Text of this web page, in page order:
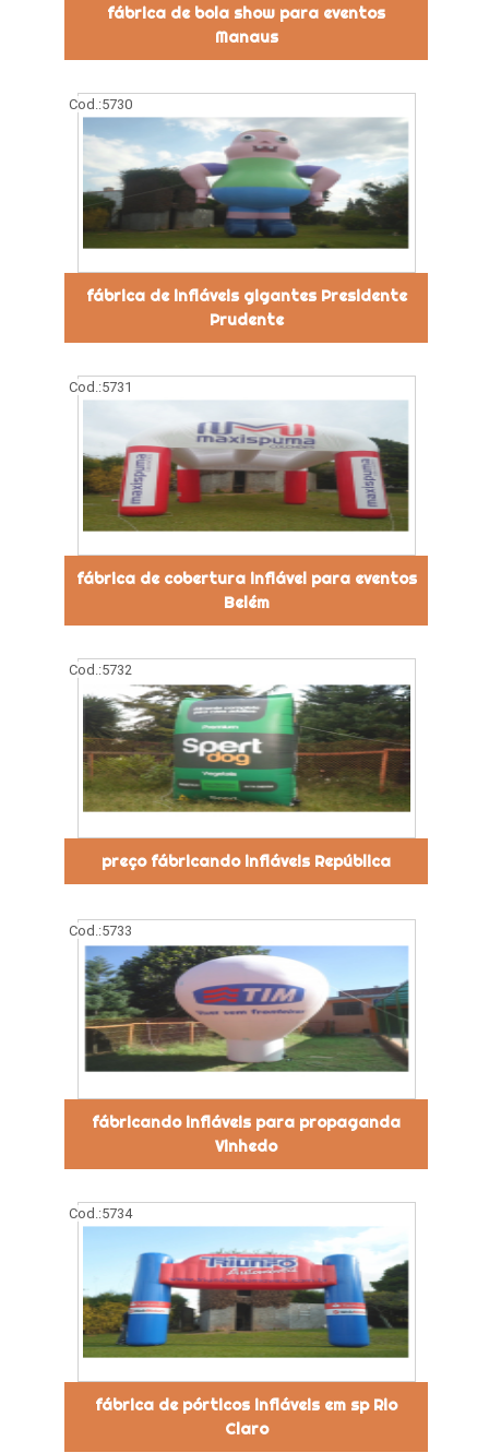
fábrica de bola show para eventos
Manaus
Cod.:5730
fábrica de infláveis gigantes Presidente
Prudente
Cod.:5731
fábrica de cobertura inflável para eventos
Belém
Cod.:5732
preço fábricando infláveis República
Cod.:5733
fábricando infláveis para propaganda
Vinhedo
Cod.:5734
fábrica de pórticos infláveis em sp Rio
Claro